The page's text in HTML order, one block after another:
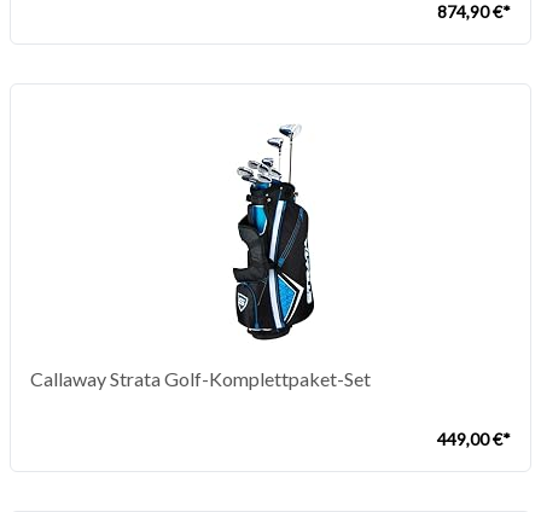
874,90 €*
Callaway Strata Golf-Komplettpaket-Set
449,00 €*